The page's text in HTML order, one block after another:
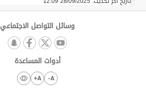
وسائل التواصل الاجتماعي
أدوات المساعدة
A-
A+